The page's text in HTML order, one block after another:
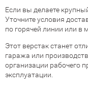
Если вы делаете
Уточните условия
по горячей линии или в
Этот верстак станет
гаража или
организации рабочего
эксплуатации.